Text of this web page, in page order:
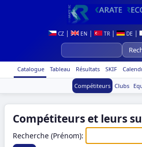
CZ| EN | TR| DE |
Catalogue Tableau Résultats SKIF
Compétiteurs Clubs
Compétiteurs et leurs
Recherche (Prénom):